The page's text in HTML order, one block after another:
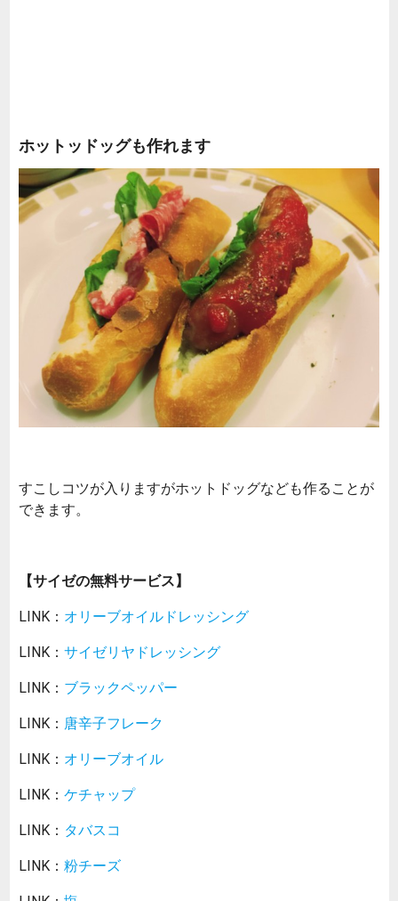
ホットッドッグも作れます
すこしコツが入りますがホットドッグなども作ることが
できます。
【サイゼの無料サービス】
LINK： オリーブオイルドレッシング
LINK： サイゼリヤドレッシング
LINK： ブラックペッパー
LINK： 唐辛子フレーク
LINK： オリーブオイル
LINK： ケチャップ
LINK： タバスコ
LINK： 粉チーズ